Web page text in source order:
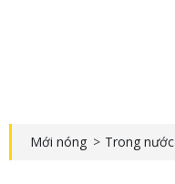
Mới nóng > Trong nước